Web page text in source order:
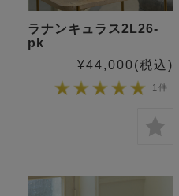
ラナンキュラス2L26-
pk
¥44,000(税込)
1件